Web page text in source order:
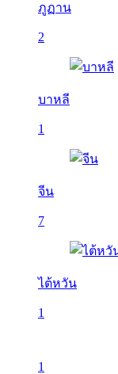
ภูฏาน
2
บาหลี
1
จีน
7
ไต้หวัน
1
1